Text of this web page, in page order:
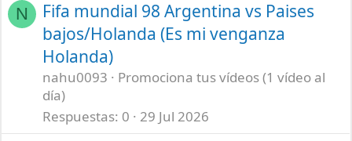
N
Fifa mundial 98 Argentina vs Paises
bajos/Holanda (Es mi venganza
Holanda)
nahu0093
Promociona tus vídeos (1 vídeo al
día)
Respuestas 0 29 Jul 2026